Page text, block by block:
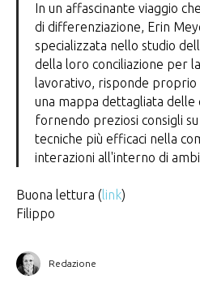
In un affascinante viaggio
di differenziazione, Erin
specializzata nello studio
della loro conciliazione per
lavorativo, risponde proprio
una mappa dettagliata delle
fornendo preziosi consigli
tecniche più efficaci nella
interazioni all'interno di
Buona lettura (link)
Filippo
Redazione